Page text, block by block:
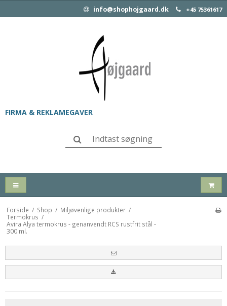
info@shophojgaard.dk +45 75361617
FIRMA & REKLAMEGAVER
Forside / Shop / Miljøvenlige produkter /
Termokrus /
Avira Alya termokrus - genanvendt RCS rustfrit stål -
300 ml.